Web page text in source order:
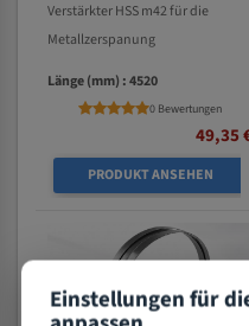
Verstärkter HSS m42 für die
Metallzerspanung
Länge (mm) : 4520
0 Bewertungen
49,35
PRODUKT ANSEHEN
Einstellungen für